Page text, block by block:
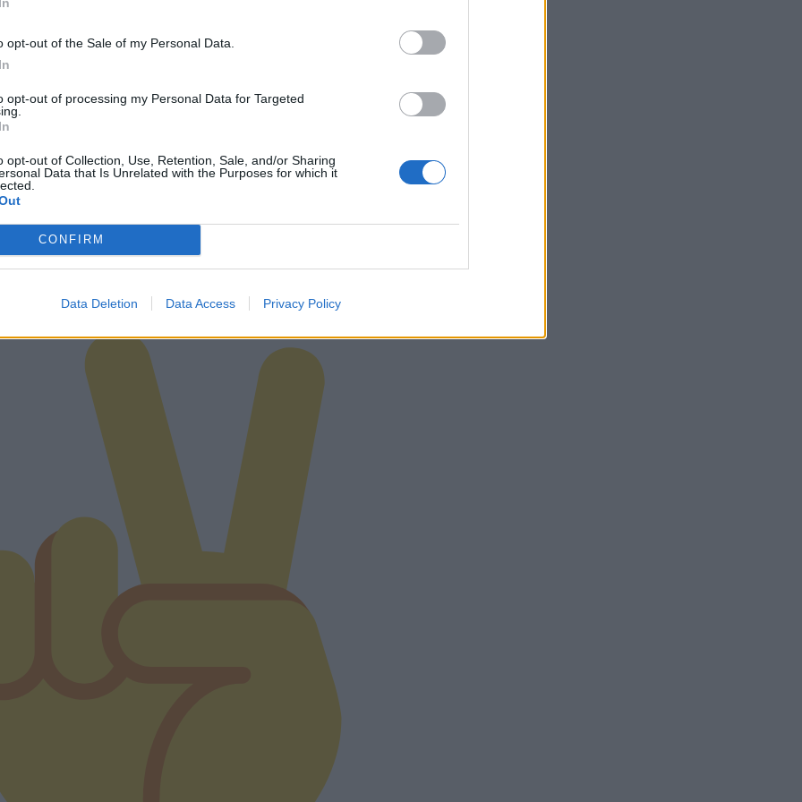
opt-out of the Sale of my Personal Data.
opt-out of processing my Personal Data for Targeted
opt-out of Collection, Use, Retention, Sale, and/or Sharing
Data that Is Unrelated with the Purposes for which it
CONFIRM
Data Deletion Data Access Privacy Policy
την ιδιωτική Polygreen, και δεν επιτρέψαμε
αρνητισμό να μας επηρεάσει.
στη χώρα μας, η αναγνώριση έχει έδαφος
εξωτερικό.
είναι μόνο πεδίο σύγκρισης δηλητηριωδών
είναι κυρίως και πρωτίστως πεδίο δημιουργίας.
συνεχίζουμε